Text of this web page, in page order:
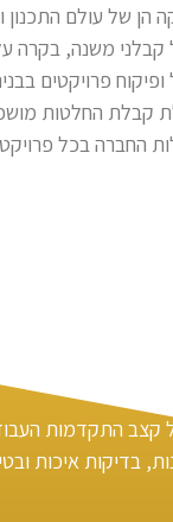
הן של עולם התכנון
קבלני משנה, בקרה
ופיקוח פרויקטים
קבלת החלטות
החברה בכל
קצב התקדמות
בדיקות איכות